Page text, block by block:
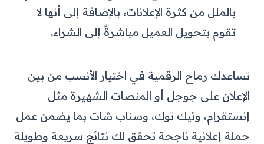
بالملل من كثرة الإعلانات، بالإضافة إلى أنها لا
تقوم بتحويل العميل مباشرةً إلى الشراء.
تساعدك رماح الرقمية في اختيار الأنسب من بين
الإعلان على جوجل أو المنصات الشهيرة مثل
إنستقرام، وتيك توك، وسناب شات بما يضمن عمل
حملة إعلانية ناجحة تحقق لك نتائج سريعة وطويلة